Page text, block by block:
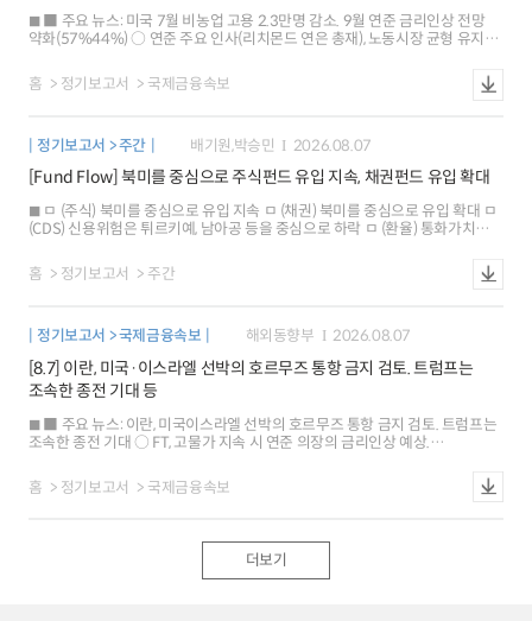
■ 주요 뉴스: 미국 7월 비농업 고용 2.3만명 감소. 9월 연준 금리인상 전망
약화(57%44%) ○ 연준 주요 인사(리치몬드 연은 총재), 노동시장 균형 유지
초반 유지 ○ 유로존 6월 산업생산(+0.2%), 예상치(+0.1%) 상회했으나 저성장
우려 지속 ○ 중국ㆍ대만 7월 수출, 반도체 수출 호조 등으로 20~30%대
하락[-3bp] ○ 주가: 미국 SP500은 금리인상 전망 후퇴에 따른 위험선호 개선
이어지면서 사상 최고(+0.3%) ○ 환율: 달러화지수는 고용지표 부진 등으로
내외 금리차가 축소되면서 하락 유로화와 엔화 가치는 각각 0.3%, 0.4% 상승
○ 금리: 미국 10년물은 연준 금리인상 전망 약화 및 인플레이션 기대 둔화로
하락 독일은 유가에 연동해 상승하다가 미국 고용지표 발표 직후 반락(-1bp) ※
(스왑포인트-0.55원)
홈 정기보고서 국제금융속보
정기보고서 > 주간 배기원,박승민 2026.08.07
[Fund Flow] 북미를 중심으로 주식펀드 유입 지속, 채권펀드 유입 확대
ㅁ (주식) 북미를 중심으로 유입 지속 ㅁ (채권) 북미를 중심으로 유입 확대 ㅁ
(CDS) 신용위험은 튀르키예, 남아공 등을 중심으로 하락 ㅁ (환율) 통화가치는
홈
정기보고서 주간
정기보고서 > 국제금융속보 해외동향부 2026.08.07
[8.7] 이란, 미국·이스라엘 선박의 호르무즈 통항 금지 검토. 트럼프는
조속한 종전 기대 등
■ 주요 뉴스: 이란, 미국이스라엘 선박의 호르무즈 통항 금지 검토. 트럼프는
조속한 종전 기대 ○ FT, 고물가 지속 시 연준 의장의 금리인상 예상.
수준 지속. 2/4분기 노동생산성은 예상치 상회 ■ 해외시각: 미국 7월
고용보고서, 인플레이션 중요성으로 금리 영향은 제한적 예상 ○ 美日 외환시장
[-0.2%], 달러화 강세[+0.3%], 금리 상승[+7bp] ○ 주가: 미국 SP500지수는
미국과 이란의 갈등 심화 우려 등으로 하락 유로 Stoxx600지수는 일부 기업의
실적 개선 등으로 0.2% 상승 ○ 환율: 달러화지수는 안전자산 선호 강화 등으로
홈 정기보고서 국제금융속보
더보기